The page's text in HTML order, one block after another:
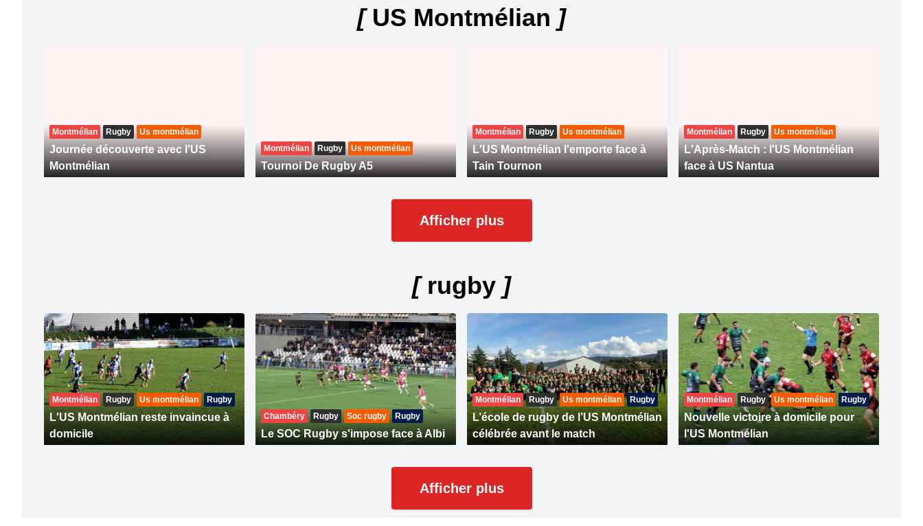
[US Montmélian ]
Montmélian Rugby Us montmélian
Journée découverte avec l'US
Montmélian
Montmélian Rugby Us montmélian
Tournoi De Rugby A5
Montmélian Rugby Us montmélian
L'US Montmélian l'emporte face à
Tain Tournon
Montmélian Rugby Us montmélian
L'Après-Match : l'US Montmélian
face à US Nantua
Afficher plus
[rugby ]
Montmélian Rugby Us montmélian Rugby
L'US Montmélian reste invaincue à
domicile
Chambéry Rugby Soc rugby Rugby
Le SOC Rugby s'impose face à Albi
Montmélian Rugby Us montmélian Rugby
L’école de rugby de l’US Montmélian
célébrée avant le match
Montmélian Rugby Us montmélian Rugby
Nouvelle victoire à domicile pour
l'US Montmélian
Afficher plus